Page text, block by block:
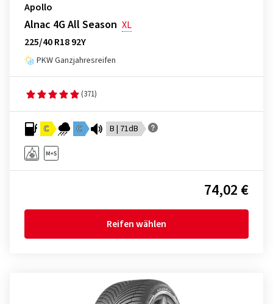
Apollo
Alnac 4G All Season XL
225/40 R18 92Y
PKW Ganzjahresreifen
(371)
C C B | 71dB
74,02 €
Reifen wählen